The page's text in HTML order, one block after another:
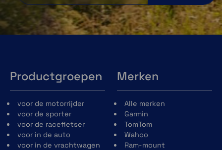
Productgroepen
voor de motorrijder
voor de sporter
voor de racefietser
voor in de auto
voor in de vrachtwagen
Merken
Alle merken
Garmin
TomTom
Wahoo
Ram-mount